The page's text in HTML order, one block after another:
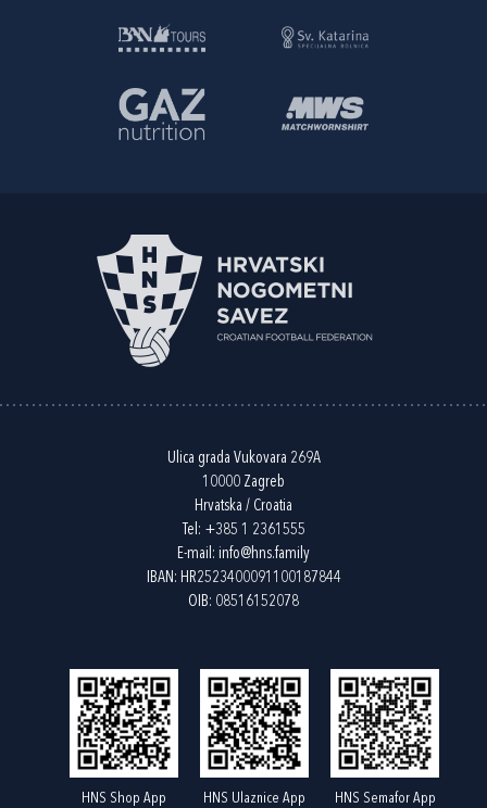
Ulica grada Vukovara 269A
10000 Zagreb
Hrvatska / Croatia
Tel: +385 1 2361555
E-mail: info@hns.family
IBAN: HR2523400091100187844
OIB: 08516152078
HNS Shop App HNS Ulaznice App HNS Semafor App